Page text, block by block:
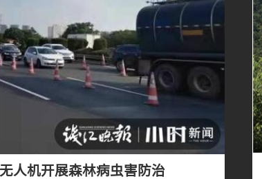
人机开展森林病虫害防治